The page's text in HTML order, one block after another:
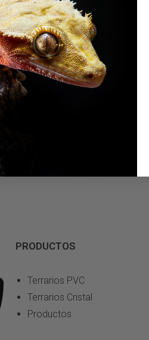
PRODUCTOS
Terrarios PVC
Terrarios Cristal
Productos